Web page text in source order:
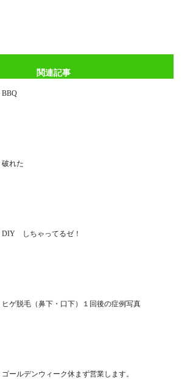
関連記事
BBQ
破れた
DIY しちゃってるゼ！
ヒゲ脱毛（鼻下・口下）１回後の症例写真
ゴールデンウィーク休まず営業します。